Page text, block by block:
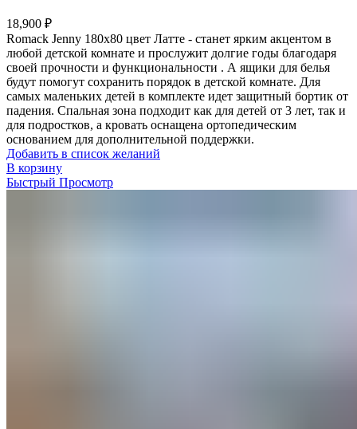
18,900 ₽
Romack Jenny 180х80 цвет Латте - станет ярким акцентом в
любой детской комнате и прослужит долгие годы благодаря
своей прочности и функциональности . А ящики для белья
будут помогут сохранить порядок в детской комнате. Для
самых маленьких детей в комплекте идет защитный бортик от
падения. Спальная зона подходит как для детей от 3 лет, так и
для подростков, а кровать оснащена ортопедическим
основанием для дополнительной поддержки.
Добавить в список желаний
В корзину
Быстрый Просмотр